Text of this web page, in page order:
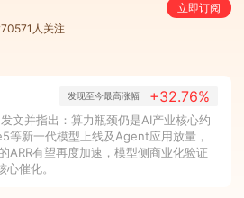
立即订阅
人关注
发现至今最高涨幅 +32.76%
文并指出：算力瓶颈仍是AI产业核心约
等新一代模型上线及Agent应用放量，
有望再度加速，模型侧商业化验证
催化。